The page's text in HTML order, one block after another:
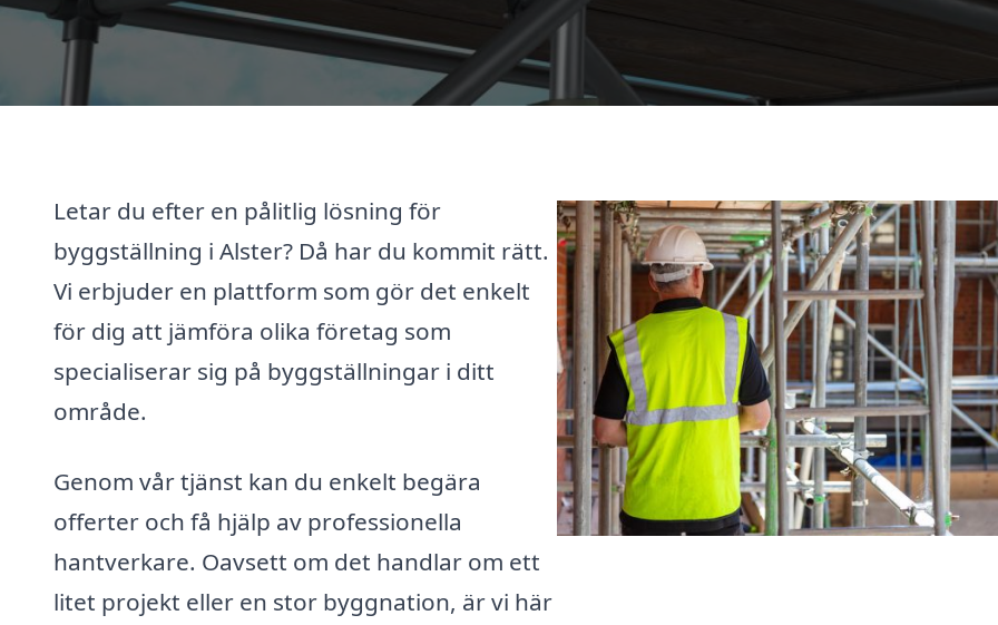
Letar du efter en pålitlig lösning för
byggställning i Alster? Då har du kommit rätt.
Vi erbjuder en plattform som gör det enkelt
för dig att jämföra olika företag som
specialiserar sig på byggställningar i ditt
område.
Genom vår tjänst kan du enkelt begära
offerter och få hjälp av professionella
hantverkare. Oavsett om det handlar om ett
litet projekt eller en stor byggnation, är vi här